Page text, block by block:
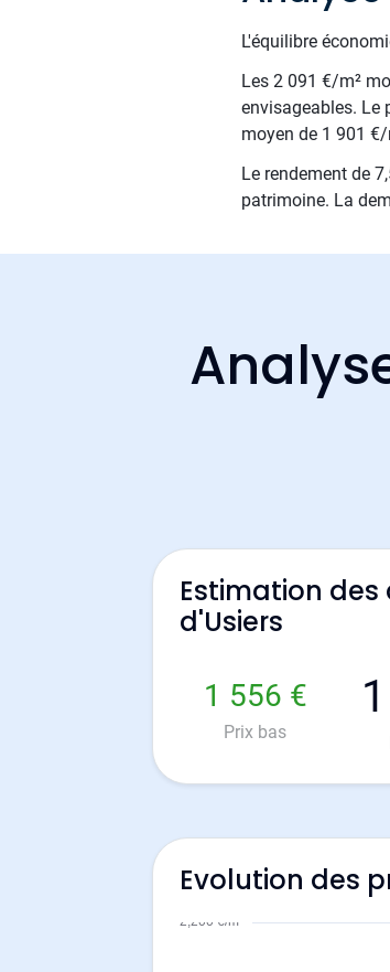
L'équilibre
Les 2 091 €/m²
envisageables. Le
moyen de 1 901
Le rendement de
patrimoine. La
Estimation
d'Usiers
1 556 €
Prix bas
Evolution des